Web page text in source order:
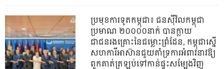
ប្រមុខការទូតកម្ពុជា៖ ជនស៊ីវិលកម្ពុជា
ប្រមាណ ២០០០០នាក់ បានក្លាយ
ជាជនរងគ្រោះនៃជម្លោះព្រំដែន, កម្ពុជាស្នើ
សហការីអាស៊ានជួយគាំទ្រការអំពាវនាវឱ្យ
ពួកគាត់ត្រឡប់ទៅកាន់ផ្ទះសម្បែងវិញ